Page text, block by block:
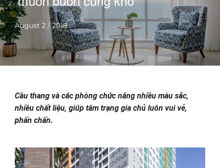
August 2 / 2018
Cầu thang và các phòng chức năng nhiều màu sắc,
nhiều chất liệu, giúp tâm trạng gia chủ luôn vui vẻ,
phấn chấn.